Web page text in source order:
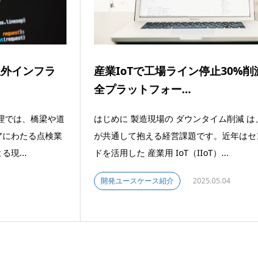
インフラ
では、橋梁や道
わたる点検業
現...
産業IoTで工場ライン停止30%
全プラットフォー...
はじめに 製造現場の ダウンタイム削減
が共通して抱える経営課題です。近年は
ドを活用した 産業用 IoT（IIoT）...
開発ユースケース紹介 2025.05.04